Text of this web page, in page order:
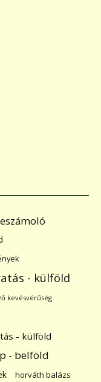
- külföld
kevésvérűség
- külföld
- belföld
horváth balázs